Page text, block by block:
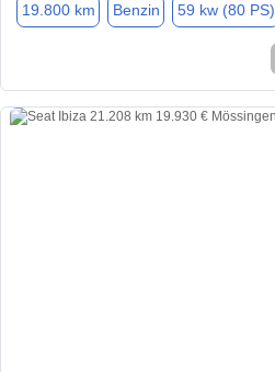
19.800 km Benzin 59 kw (80 PS)